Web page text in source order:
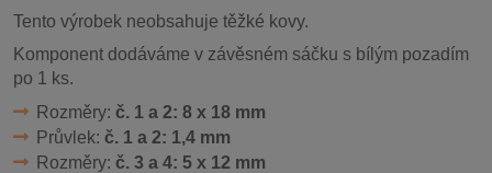
Tento výrobek neobsahuje těžké kovy.
Komponent dodáváme v závěsném sáčku s bílým pozadím
po 1 ks.
Rozměry: č. 1 a 2: 8 x 18 mm
Průvlek: č. 1 a 2: 1,4 mm
Rozměry: č. 3 a 4: 5 x 12 mm